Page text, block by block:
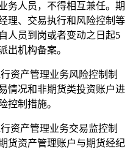
务人员，不得相互兼任。期
理、交易执行和风险控制等
人员到岗或者变动之日起5
出机构备案。
资产管理业务风险控制制
情况和非期货类投资账户进
控制措施。
资产管理业务交易监控制
货资产管理账户与期货经纪